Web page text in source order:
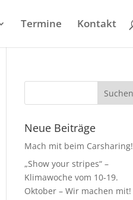
Termine Kontakt
Neue Beiträge
Mach mit beim Carsharing!
„Show your stripes“ –
Klimawoche vom 10-19.
Oktober – Wir machen mit!